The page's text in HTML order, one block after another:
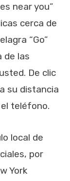
near you”
cerca de
“Go”
de las
De clic
su distancia
teléfono.
local de
por
York